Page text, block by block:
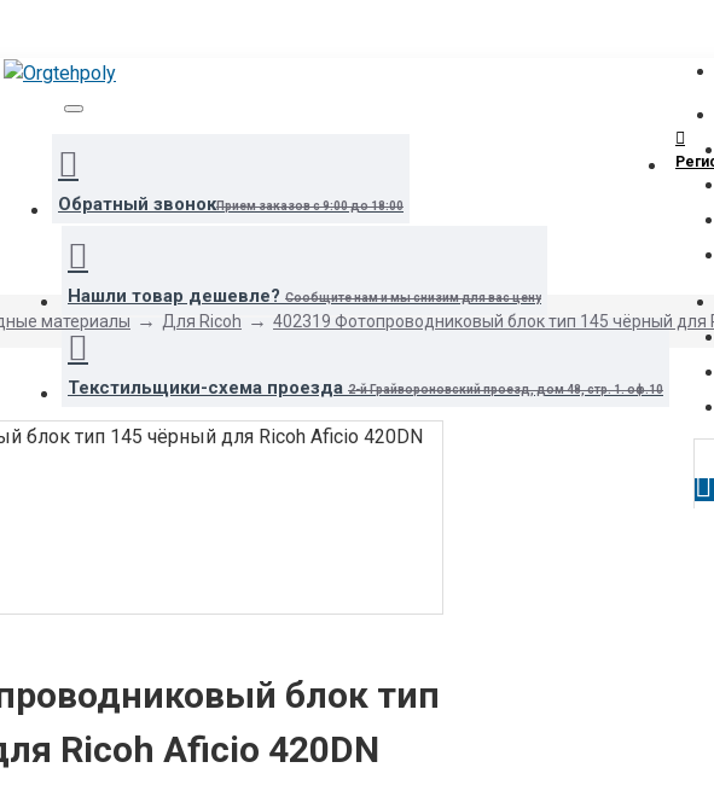
Обратный звонокПрием заказов с 9:00 до 18:00
Нашли товар дешевле? Сообщите нам и мы снизим для вас цену
Текстильщики-схема проезда 2-й Грайвороновский проезд, дом 48, стр. 1. оф.10
материалы Для Ricoh 402319 Фотопроводниковый блок тип 145 чёрный для
блок тип
Ricoh Aficio 420DN